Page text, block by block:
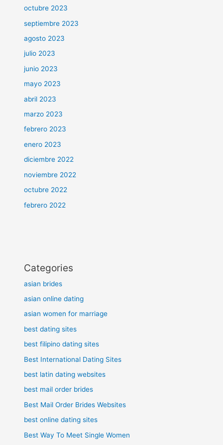
octubre 2023
septiembre 2023
agosto 2023
julio 2023
junio 2023
mayo 2023
abril 2023
marzo 2023
febrero 2023
enero 2023
diciembre 2022
noviembre 2022
octubre 2022
febrero 2022
Categories
asian brides
asian online dating
asian women for marriage
best dating sites
best filipino dating sites
Best International Dating Sites
best latin dating websites
best mail order brides
Best Mail Order Brides Websites
best online dating sites
Best Way To Meet Single Women